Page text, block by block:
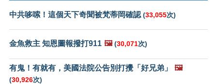
中共哆嗦！這個天下奇聞被梵蒂岡確認 (33,055次)
金魚救主 知恩圖報撥打911 🖼️ (30,071次)
有鬼！有就有，美國法院公告別打攪「好兄弟」 🖼️
(30,926次)